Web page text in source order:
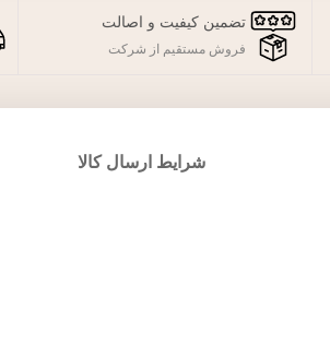
تضمین کیفیت و اصالت
فروش مستقیم از شرکت
شرایط ارسال کالا